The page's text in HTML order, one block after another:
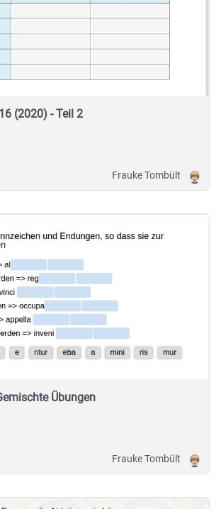
(2020) - Teil 2
Frauke Tombült
Übungen
Frauke Tombült